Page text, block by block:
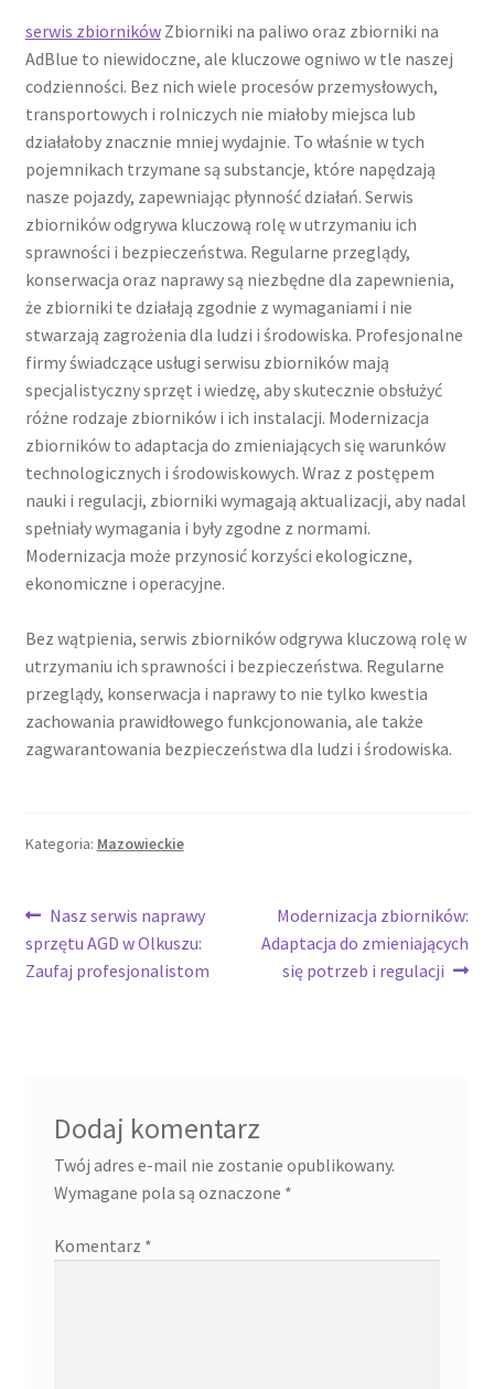
serwis zbiornikówZbiorniki na paliwo oraz zbiorniki na
AdBlue to niewidoczne, ale kluczowe ogniwo w tle naszej
codzienności. Bez nich wiele procesów przemysłowych,
transportowych i rolniczych nie miałoby miejsca lub
działałoby znacznie mniej wydajnie. To właśnie w tych
pojemnikach trzymane są substancje, które napędzają
nasze pojazdy, zapewniając płynność działań. Serwis
zbiorników odgrywa kluczową rolę w utrzymaniu ich
sprawności i bezpieczeństwa. Regularne przeglądy,
konserwacja oraz naprawy są niezbędne dla zapewnienia,
że zbiorniki te działają zgodnie z wymaganiami i nie
stwarzają zagrożenia dla ludzi i środowiska. Profesjonalne
firmy świadczące usługi serwisu zbiorników mają
specjalistyczny sprzęt i wiedzę, aby skutecznie obsłużyć
różne rodzaje zbiorników i ich instalacji. Modernizacja
zbiorników to adaptacja do zmieniających się warunków
technologicznych i środowiskowych. Wraz z postępem
nauki i regulacji, zbiorniki wymagają aktualizacji, aby nadal
spełniały wymagania i były zgodne z normami.
Modernizacja może przynosić korzyści ekologiczne,
ekonomiczne i operacyjne.
Bez wątpienia, serwis zbiorników odgrywa kluczową rolę w
utrzymaniu ich sprawności i bezpieczeństwa. Regularne
przeglądy, konserwacja i naprawy to nie tylko kwestia
zachowania prawidłowego funkcjonowania, ale także
zagwarantowania bezpieczeństwa dla ludzi i środowiska.
Kategoria: Mazowieckie
Nawigacja
wpisu
Poprzedni
wpis:
Nasz serwis naprawy
sprzętu AGD w Olkuszu:
Zaufaj profesjonalistom
Następny
wpis:
Modernizacja zbiorników:
Adaptacja do zmieniających
się potrzeb i regulacji
Dodaj komentarz
Twój adres e-mail nie zostanie opublikowany.
Wymagane pola są oznaczone *
Komentarz *